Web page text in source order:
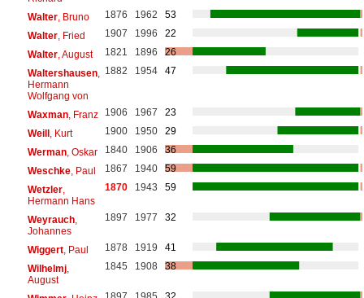
Walter, Bruno 1876 1962
53
Walter, Fried 1907 1996
22
Walter, August 1821 1896
26
Waltershausen,
Hermann
Wolfgang von
1882 1954 47
Waxman, Franz 1906 1967
23
Weill, Kurt 1900 1950
29
Werman, Oskar 1840 1906
36
Weschke, Paul 1867 1940
59
Wetzler,
Hermann Hans
1870 1943 59
Weyrauch,
Johannes
1897 1977 32
Wiggert, Paul 1878 1919
41
Wilhelmj,
August
1845 1908 38